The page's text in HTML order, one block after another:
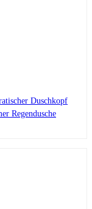
Duschkopf
Regendusche